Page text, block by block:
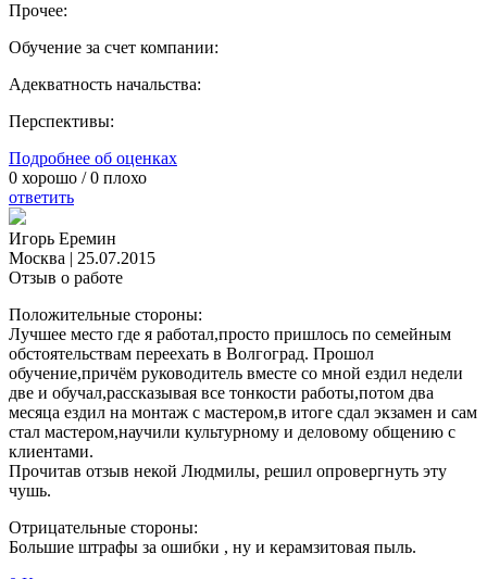
Прочее:
Обучение за счет компании:
Адекватность начальства:
Перспективы:
Подробнее об оценках
0 хорошо /0 плохо
ответить
Игорь Еремин
Москва | 25.07.2015
Отзыв о работе
Положительные стороны:
Лучшее место где я работал,просто пришлось по семейным
обстоятельствам переехать в Волгоград. Прошол
обучение,причём руководитель вместе со мной ездил недели
две и обучал,рассказывая все тонкости работы,потом два
месяца ездил на монтаж с мастером,в итоге сдал экзамен и сам
стал мастером,научили культурному и деловому общению с
клиентами.
Прочитав отзыв некой Людмилы, решил опровергнуть эту
чушь.
Отрицательные стороны:
Большие штрафы за ошибки , ну и керамзитовая пыль.